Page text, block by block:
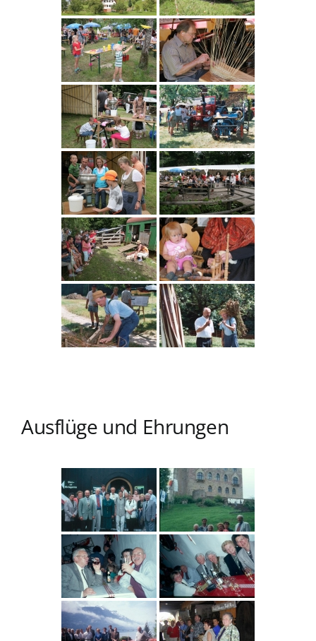
Ausflüge und Ehrungen